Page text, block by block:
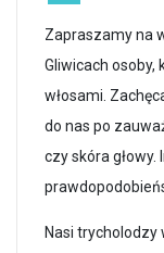
Zapraszamy na
Gliwicach osoby,
włosami.
do nas po
czy skóra
Nasi trycholodzy